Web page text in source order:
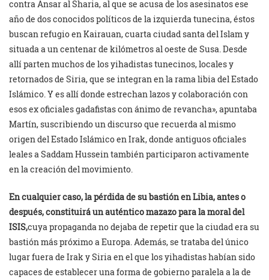
contra Ansar al Sharia, al que se acusa de los asesinatos ese
año de dos conocidos políticos de la izquierda tunecina, éstos
buscan refugio en Kairauan, cuarta ciudad santa del Islam y
situada a un centenar de kilómetros al oeste de Susa. Desde
allí parten muchos de los yihadistas tunecinos, locales y
retornados de Siria, que se integran en la rama libia del Estado
Islámico. Y es allí donde estrechan lazos y colaboración con
esos ex oficiales gadafistas con ánimo de revancha», apuntaba
Martín, suscribiendo un discurso que recuerda al mismo
origen del Estado Islámico en Irak, donde antiguos oficiales
leales a Saddam Hussein también participaron activamente
en la creación del movimiento.
En cualquier caso, la pérdida de su bastión en Libia, antes o
después, constituirá un auténtico mazazo para la moral del
ISIS,cuya propaganda no dejaba de repetir que la ciudad era su
bastión más próximo a Europa. Además, se trataba del único
lugar fuera de Irak y Siria en el que los yihadistas habían sido
capaces de establecer una forma de gobierno paralela a la de